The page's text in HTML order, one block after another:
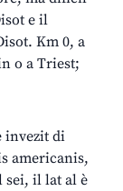
e il
Km 0, a
o a Triest;
invezit di
americanis,
sei, il lat al è